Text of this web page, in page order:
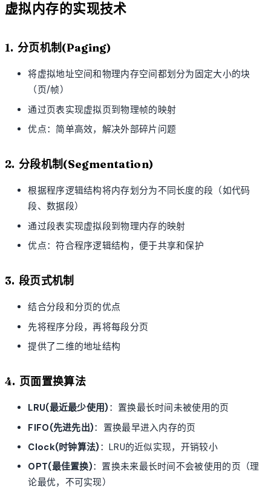
虚拟内存的实现技术
1. 分页机制(Paging)
将虚拟地址空间和物理内存空间都划分为固定大小的块
（页/帧）
通过页表实现虚拟页到物理帧的映射
优点：简单高效，解决外部碎片问题
2. 分段机制(Segmentation)
根据程序逻辑结构将内存划分为不同长度的段（如代码
段、数据段）
通过段表实现虚拟段到物理内存的映射
优点：符合程序逻辑结构，便于共享和保护
3. 段页式机制
结合分段和分页的优点
先将程序分段，再将每段分页
提供了二维的地址结构
4. 页面置换算法
LRU(最近最少使用) ：置换最长时间未被使用的页
FIFO(先进先出)：置换最早进入内存的页
Clock(时钟算法) ：LRU的近似实现，开销较小
OPT(最佳置换)：置换未来最长时间不会被使用的页（理
论最优，不可实现）